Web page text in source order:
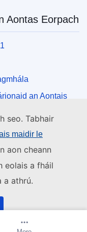
seo. Tabhair
maidir le
aon cheann
eolais a fháil
a athrú.
Aontas Eorpach
an Aontais
ar na meáin
Aontais
uile de